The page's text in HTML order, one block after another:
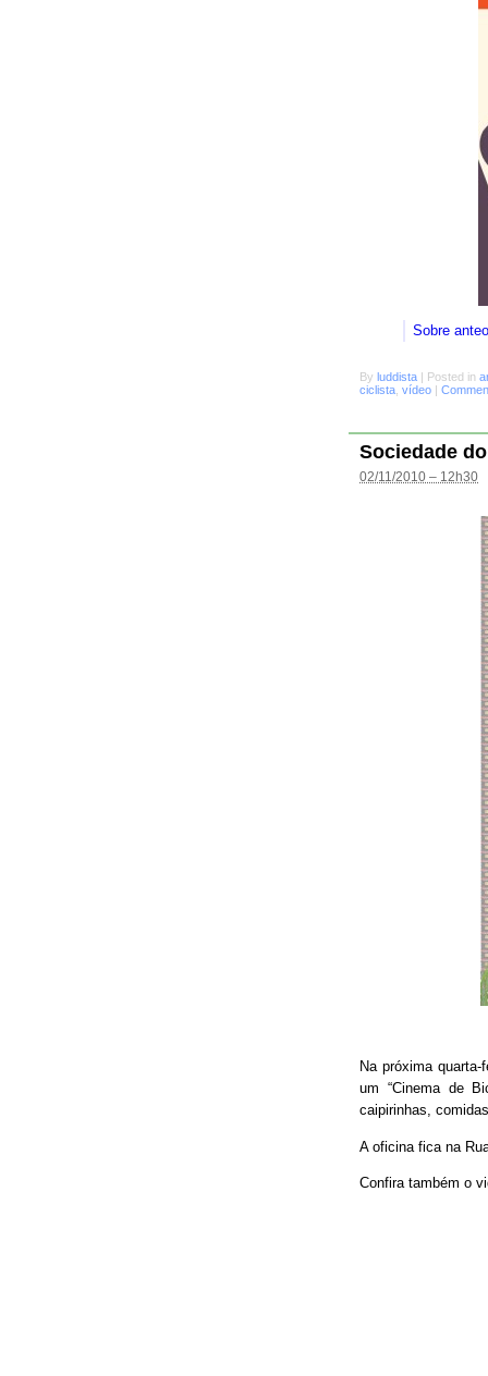
Sobre
By luddista Posted in
ciclista vídeo
Sociedade
02/11/2010 – 12h30
Na próxima
um “Cinema de
caipirinhas,
A oficina fica na
Confira também o